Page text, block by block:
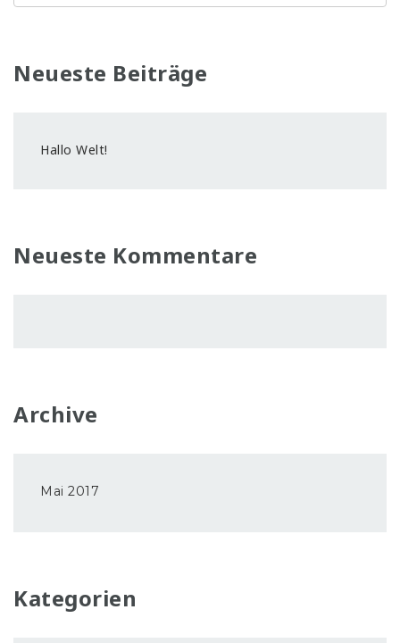
Neueste Beiträge
Hallo Welt!
Neueste Kommentare
Archive
Mai 2017
Kategorien